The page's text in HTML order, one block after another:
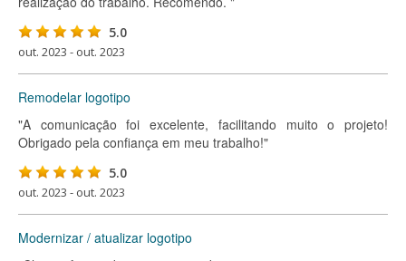
5.0
out. 2023 - out. 2023
Remodelar logotipo
"A comunicação foi excelente, facilitando muito o projeto!
Obrigado pela confiança em meu trabalho!"
5.0
out. 2023 - out. 2023
Modernizar / atualizar logotipo